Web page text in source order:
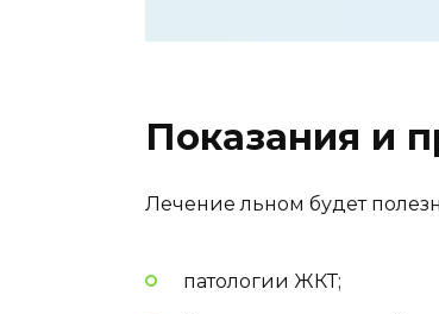
Показания и
Лечение льном будет
патологии ЖКТ;